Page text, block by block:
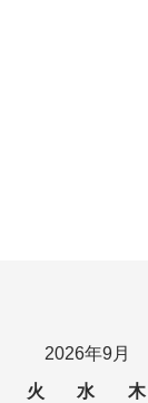
2026年9月
火 水 木